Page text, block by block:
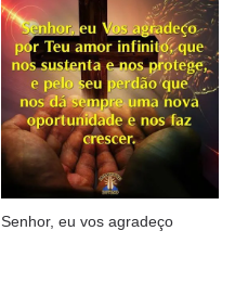
Senhor, eu vos agradeço